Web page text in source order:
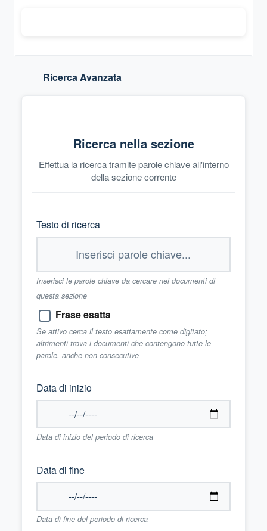
Ricerca Avanzata
Ricerca nella sezione
Effettua la ricerca tramite parole chiave all'interno
della sezione corrente
Testo di ricerca
Inserisci le parole chiave da cercare nei documenti di
questa sezione
Frase esatta
Se attivo cerca il testo esattamente come digitato;
altrimenti trova i documenti che contengono tutte le
parole, anche non consecutive
Data di inizio
Data di inizio del periodo di ricerca
Data di fine
Data di fine del periodo di ricerca